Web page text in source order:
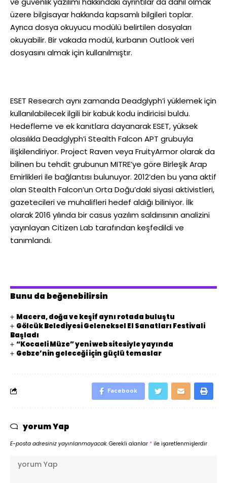
üzere bilgisayar hakkında kapsamlı bilgileri toplar.
Ayrıca dosya okuyucu modülü belirtilen dosyaları
okuyabilir. Bir vakada modül, kurbanın Outlook veri
dosyasını almak için kullanılmıştır.
ESET Research aynı zamanda Deadglyph’i yüklemek için
kullanılabilecek ilgili bir kabuk kodu indiricisi buldu.
Hedefleme ve ek kanıtlara dayanarak ESET, yüksek
olasılıkla Deadglyph’i Stealth Falcon APT grubuyla
ilişkilendiriyor. Project Raven veya FruityArmor olarak da
bilinen bu tehdit grubunun MITRE’ye göre Birleşik Arap
Emirlikleri ile bağlantısı bulunuyor. 2012’den bu yana aktif
olan Stealth Falcon’un Orta Doğu’daki siyasi aktivistleri,
gazetecileri ve muhalifleri hedef aldığı biliniyor. İlk
olarak 2016 yılında bir casus yazılım saldırısının analizini
yayınlayan Citizen Lab tarafından keşfedildi ve
tanımlandı.
Bunu da beğenebilirsin
Macera, doğa ve keşif aynı rotada buluştu
Gölcük Belediyesi Geleneksel El Sanatları Festivali
Başladı
“Kocaeli Müze” yeni web sitesiyle yayında
Gebze’nin geleceği için güçlü temaslar
Facebook
yorum Yap
E-posta adresiniz yayınlanmayacak. Gerekli alanlar * ile işaretlenmişlerdir